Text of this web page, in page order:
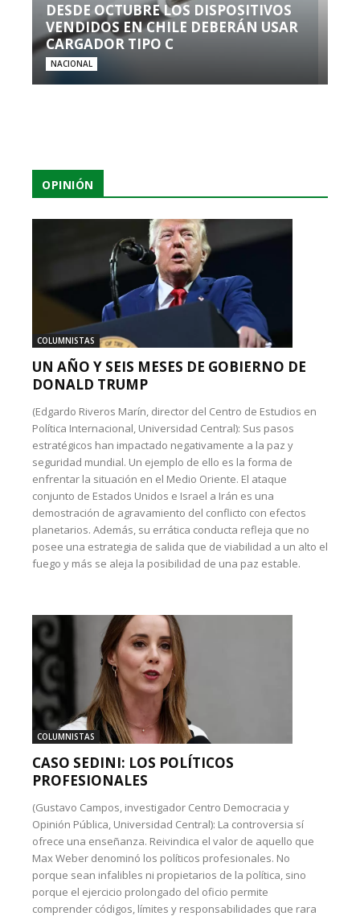
DESDE OCTUBRE LOS DISPOSITIVOS
VENDIDOS EN CHILE DEBERÁN USAR
CARGADOR TIPO C
NACIONAL
OPINIÓN
COLUMNISTAS
UN AÑO Y SEIS MESES DE GOBIERNO DE
DONALD TRUMP
(Edgardo Riveros Marín, director del Centro de Estudios en
Política Internacional, Universidad Central): Sus pasos
estratégicos han impactado negativamente a la paz y
seguridad mundial. Un ejemplo de ello es la forma de
enfrentar la situación en el Medio Oriente. El ataque
conjunto de Estados Unidos e Israel a Irán es una
demostración de agravamiento del conflicto con efectos
planetarios. Además, su errática conducta refleja que no
posee una estrategia de salida que de viabilidad a un alto el
fuego y más se aleja la posibilidad de una paz estable.
COLUMNISTAS
CASO SEDINI: LOS POLÍTICOS
PROFESIONALES
(Gustavo Campos, investigador Centro Democracia y
Opinión Pública, Universidad Central): La controversia sí
ofrece una enseñanza. Reivindica el valor de aquello que
Max Weber denominó los políticos profesionales. No
porque sean infalibles ni propietarios de la política, sino
porque el ejercicio prolongado del oficio permite
comprender códigos, límites y responsabilidades que rara